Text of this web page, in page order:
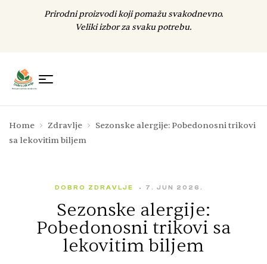
Prirodni proizvodi koji pomažu svakodnevno.
Veliki izbor za svaku potrebu.
Home Zdravlje
Sezonske alergije: Pobedonosni trikovi
sa lekovitim biljem
7. JUN 2026.
DOBRO ZDRAVLJE
Sezonske alergije:
Pobedonosni trikovi sa
lekovitim biljem